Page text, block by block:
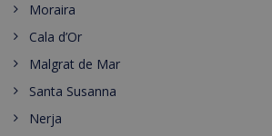
Moraira
Cala d’Or
Malgrat de Mar
Santa Susanna
Nerja